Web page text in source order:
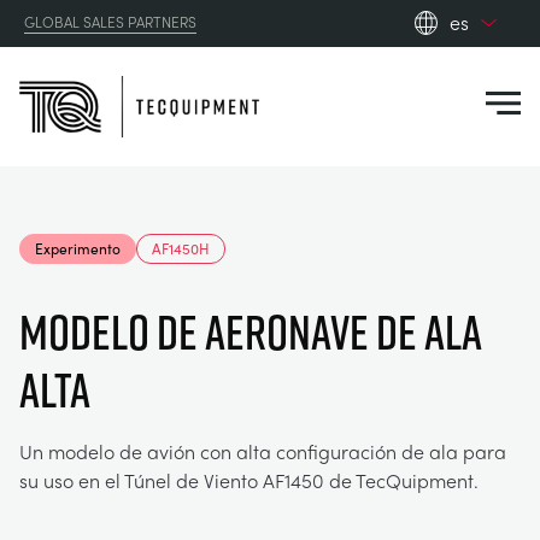
GLOBAL SALES PARTNERS
es
zh
ENERGÍA SOLAR
INGENIERÍA DE CONTROL
AEROESPACIAL
AGRICULTURA
RESOURCES
DOWNLOADS
CONTACT US
Experimento AF1450H
MODELO DE AERONAVE DE ALA
ALTA
Un modelo de avión con alta configuración de ala para
su uso en el Túnel de Viento AF1450 de TecQuipment.